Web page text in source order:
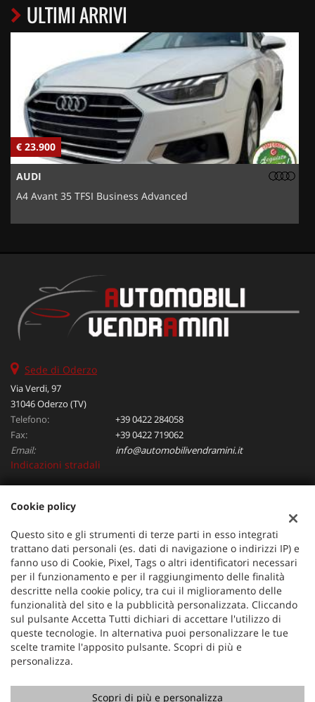
ULTIMI ARRIVI
€ 23.900
AUDI
A4 Avant 35 TFSI Business Advanced
Sede di Oderzo
Via Verdi, 97
31046 Oderzo (TV)
Telefono:
+39 0422 284058
Fax:
+39 0422 719062
Email:
info@automobilivendramini.it
Indicazioni stradali
Dati fiscali:
Automobili Vendramini srl
Via Verdi, 97, Oderzo (TV)
C.F/P.IVA:04823130267
Registro delle imprese:TV
Cookie policy
Questo sito e gli strumenti di terze parti in esso integrati
trattano dati personali (es. dati di navigazione o indirizzi IP) e
fanno uso di Cookie, Pixel, Tags o altri identificatori necessari
per il funzionamento e per il raggiungimento delle finalità
descritte nella cookie policy, tra cui il miglioramento delle
funzionalità del sito e la pubblicità personalizzata. Cliccando
sul pulsante Accetta Tutti dichiari di accettare l'utilizzo di
queste tecnologie. In alternativa puoi personalizzare le tue
scelte tramite l'apposito pulsante. Scopri di più e
personalizza.
Scopri di più e personalizza